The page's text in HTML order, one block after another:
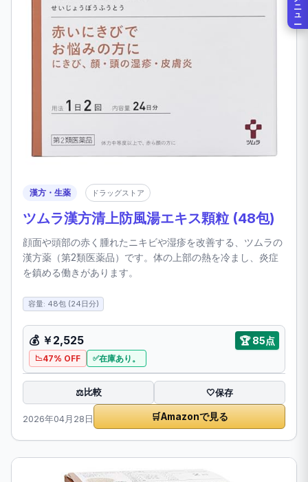
漢方・生薬 ドラッグストア
ツムラ漢方清上防風湯エキス顆粒 (48包)
顔面や頭部の赤く腫れたニキビや湿疹を改善する、ツムラの
漢方薬（第2類医薬品）です。体の上部の熱を冷まし、炎症
を鎮める働きがあります。
容量: 48包 (24日分)
💰 ￥2,525 🏆 85点
47% OFF 在庫あり。
⚖️比較 🤍保存
2026年04月28日 🛒Amazonで見る